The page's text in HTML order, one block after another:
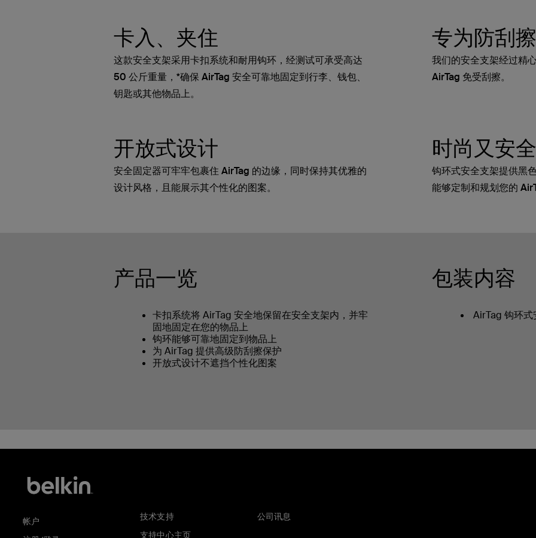
卡入、夹住
这款安全支架采用卡扣系统和耐用钩环，经测试可承受高达
50 公斤重量，*确保 AirTag 安全可靠地固定到行李、钱包、
钥匙或其他物品上。
专为防刮
我们的安全支架经过精
AirTag 免受刮擦。
开放式设计
安全固定器可牢牢包裹住 AirTag 的边缘，同时保持其优雅的
设计风格，且能展示其个性化的图案。
时尚又安全
钩环式安全支架提供黑
能够定制和规划您的
产品一览
卡扣系统将 AirTag 安全地保留在安全支架内，并牢
固地固定在您的物品上
钩环能够可靠地固定到物品上
为 AirTag 提供高级防刮擦保护
开放式设计不遮挡个性化图案
包装内容
AirTag 钩环式
帐户
技术支持
支持中心主页
公司讯息